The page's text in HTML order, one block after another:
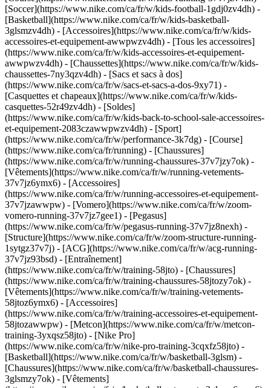
[Soccer](https://www.nike.com/ca/fr/w/kids-football-1gdj0zv4dh) -
[Basketball](https://www.nike.com/ca/fr/w/kids-basketball-
3glsmzv4dh) - [Accessoires](https://www.nike.com/ca/fr/w/kids-
accessoires-et-equipement-awwpwzv4dh) - [Tous les accessoires]
(https://www.nike.com/ca/fr/w/kids-accessoires-et-equipement-
awwpwzv4dh) - [Chaussettes](https://www.nike.com/ca/fr/w/kids-
chaussettes-7ny3qzv4dh) - [Sacs et sacs à dos]
(https://www.nike.com/ca/fr/w/sacs-et-sacs-a-dos-9xy71) -
[Casquettes et chapeaux](https://www.nike.com/ca/fr/w/kids-
casquettes-52r49zv4dh) - [Soldes]
(https://www.nike.com/ca/fr/w/kids-back-to-school-sale-accessoires-
et-equipement-2083czawwpwzv4dh) - [Sport]
(https://www.nike.com/ca/fr/w/performance-3k7dg) - [Course]
(https://www.nike.com/ca/fr/running) - [Chaussures]
(https://www.nike.com/ca/fr/w/running-chaussures-37v7jzy7ok) -
[Vêtements](https://www.nike.com/ca/fr/w/running-vetements-
37v7jz6ymx6) - [Accessoires]
(https://www.nike.com/ca/fr/w/running-accessoires-et-equipement-
37v7jzawwpw) - [Vomero](https://www.nike.com/ca/fr/w/zoom-
vomero-running-37v7jz7gee1) - [Pegasus]
(https://www.nike.com/ca/fr/w/pegasus-running-37v7jz8nexh) -
[Structure](https://www.nike.com/ca/fr/w/zoom-structure-running-
1sytgz37v7j) - [ACG](https://www.nike.com/ca/fr/w/acg-running-
37v7jz93bsd) - [Entraînement]
(https://www.nike.com/ca/fr/w/training-58jto) - [Chaussures]
(https://www.nike.com/ca/fr/w/training-chaussures-58jtozy7ok) -
[Vêtements](https://www.nike.com/ca/fr/w/training-vetements-
58jtoz6ymx6) - [Accessoires]
(https://www.nike.com/ca/fr/w/training-accessoires-et-equipement-
58jtozawwpw) - [Metcon](https://www.nike.com/ca/fr/w/metcon-
training-3yxqsz58jto) - [Nike Pro]
(https://www.nike.com/ca/fr/w/nike-pro-training-3cqxfz58jto) -
[Basketball](https://www.nike.com/ca/fr/w/basketball-3glsm) -
[Chaussures](https://www.nike.com/ca/fr/w/basketball-chaussures-
3glsmzy7ok) - [Vêtements]